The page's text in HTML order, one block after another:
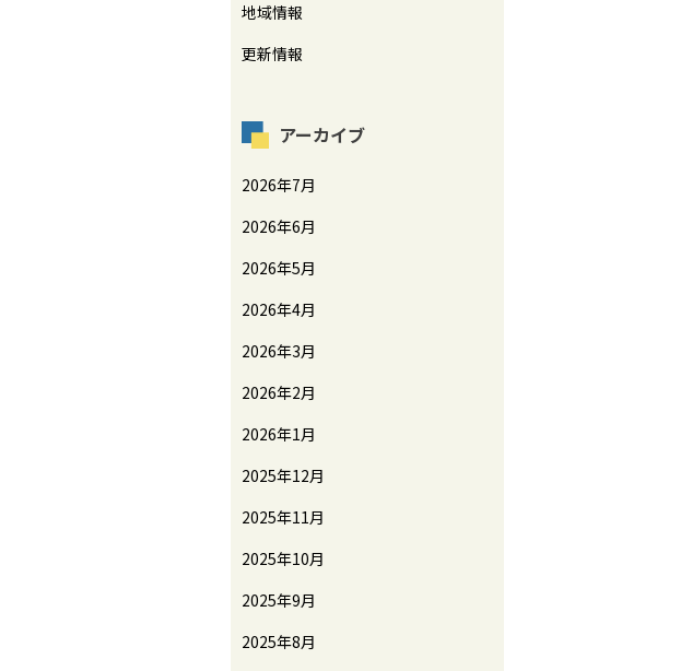
地域情報
更新情報
アーカイブ
2026年7月
2026年6月
2026年5月
2026年4月
2026年3月
2026年2月
2026年1月
2025年12月
2025年11月
2025年10月
2025年9月
2025年8月